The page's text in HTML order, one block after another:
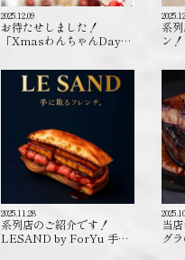
2025.12.09
お待たせしました！
「XmasわんちゃんDay…
系
ン
2025.11.28
系列店のご紹介です！
LESAND by ForYu 手…
当
グ